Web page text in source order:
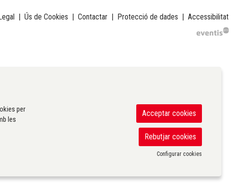
Ús de Cookies Contactar Protecció de dades Accessibilitat
per
les
Acceptar cookies
Rebutjar cookies
Configurar cookies